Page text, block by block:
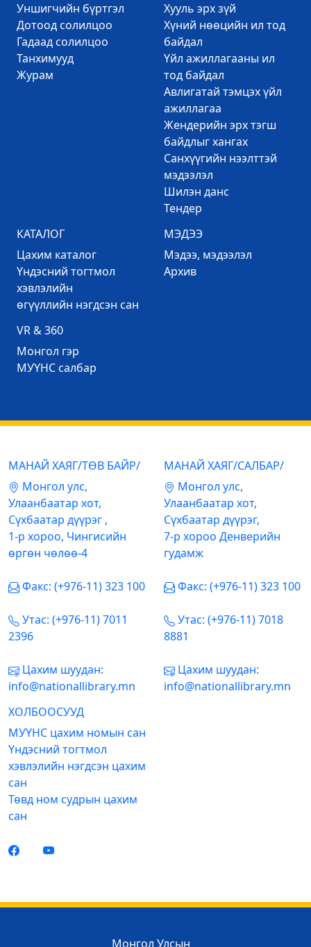
Уншигчийн бүртгэл
Дотоод солилцоо
Гадаад солилцоо
Танхимууд
Журам
Хууль эрх зүй
Хүний нөөцийн ил тод
байдал
Үйл ажиллагааны ил
тод байдал
Авлигатай тэмцэх үйл
ажиллагаа
Жендерийн эрх тэгш
байдлыг хангах
Санхүүгийн нээлттэй
мэдээлэл
Шилэн данс
Тендер
КАТАЛОГ
Цахим каталог
Үндэсний тогтмол
хэвлэлийн
өгүүллийн нэгдсэн сан
МЭДЭЭ
Mэдээ, мэдээлэл
Архив
VR & 360
Mонгол гэр
МУҮНС салбар
МАНАЙ ХАЯГ/ТӨВ БАЙР/
Mонгол улс,
Улаанбаатар хот,
Сүхбаатар дүүрэг ,
1-р хороо, Чингисийн
өргөн чөлөө-4
Факс: (+976-11) 323 100
Утас: (+976-11) 7011
2396
Цахим шуудан:
info@nationallibrary.mn
МАНАЙ ХАЯГ/САЛБАР/
Mонгол улс,
Улаанбаатар хот,
Сүхбаатар дүүрэг,
7-р хороо Денверийн
гудамж
Факс: (+976-11) 323 100
Утас: (+976-11) 7018
8881
Цахим шуудан:
info@nationallibrary.mn
ХОЛБООСУУД
МУҮНС цахим номын сан
Үндэсний тогтмол
хэвлэлийн нэгдсэн цахим
сан
Төвд ном судрын цахим
сан
Монгол Улсын